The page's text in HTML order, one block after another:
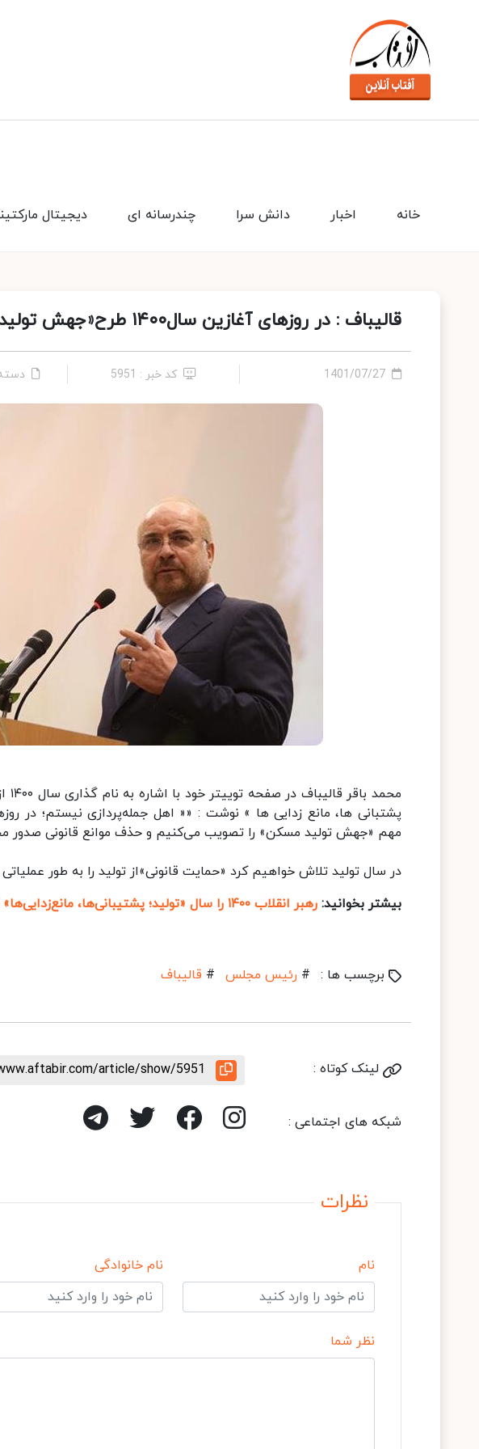
دیجیتال چندرسانه ای دانش سرا اخبار خانه
قالیباف : در روزهای آغازین سال۱۴۰۰ طرح«جهش تولید مسکن» را تصویب می‌کنیم
1401/07/27 کد خبر : 5951
مهم «جهش تولید مسکن» را تصویب می‌کنیم و حذف موانع قانونی صدور
در ‎سال تولید تلاش خواهیم کرد «حمایت قانونی»از تولید را به طور عملیاتی در اولویت بدانیم و به مردم گزارش دهیم.»
بیشتر بخوانید: رهبر انقلاب ۱۴۰۰ را سال «تولید؛ پشتیبانی‌ها، مانع‌زدایی‌ها» نامگذاری کردند
برچسب ها : # رئیس مجلس # قالیباف
لینک کوتاه : article/show/5951
شبکه های اجتماعی :
نظرات
نام نام خانوادگی
نظر شما